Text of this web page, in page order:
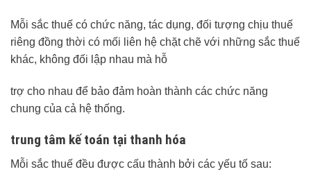
Mỗi sắc thuế có chức năng, tác dụng, đối tượng chịu thuế
riêng đồng thời có mối liên hệ chặt chẽ với những sắc thuế
khác, không đối lập nhau mà hỗ
trợ cho nhau để bảo đảm hoàn thành các chức năng
chung của cả hệ thống.
trung tâm kế toán tại thanh hóa
Mỗi sắc thuế đều được cấu thành bởi các yếu tố sau: